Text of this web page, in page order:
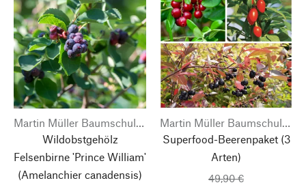
Martin Müller Baumschulen
Wildobstgehölz
Felsenbirne 'Prince William'
(Amelanchier canadensis)
Martin Müller Baumschulen
Superfood-Beerenpaket (3
Arten)
49,90 €